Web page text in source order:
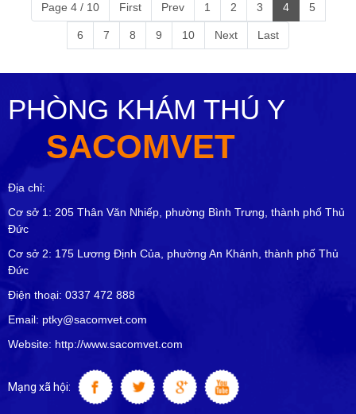
Page 4 / 10 First Prev 1 2 3 4 5
6 7 8 9 10 Next Last
PHÒNG KHÁM THÚ Y
SACOMVET
Địa chỉ:
Cơ sở 1: 205 Thân Văn Nhiếp, phường Bình Trưng, thành phố Thủ
Đức
Cơ sở 2: 175 Lương Định Của, phường An Khánh, thành phố Thủ
Đức
Điện thoại: 0337 472 888
Email: ptky@sacomvet.com
Website: http://www.sacomvet.com
Mạng xã hội: